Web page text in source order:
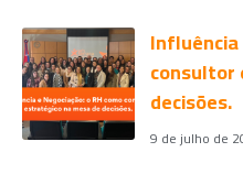
Influência
consultor
decisões.
9 de julho de